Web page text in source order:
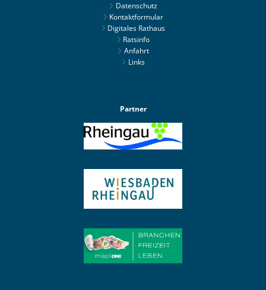
Datenschutz
Kontaktformular
Digitales Rathaus
Ratsinfo
Anfahrt
Links
Partner